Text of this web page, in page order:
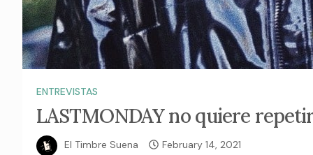
ENTREVISTAS
LASTMONDAY no quiere
El Timbre Suena February 14, 2021